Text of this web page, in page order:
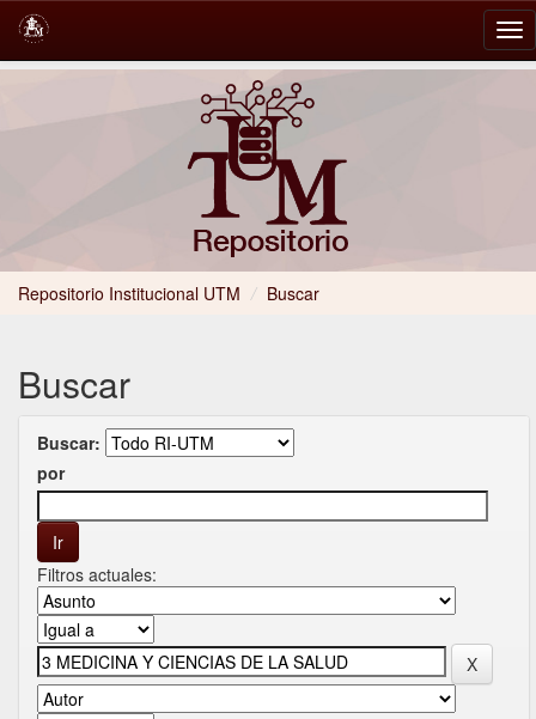
Repositorio Institucional UTM / Buscar
Buscar
Buscar:
por
Filtros actuales: